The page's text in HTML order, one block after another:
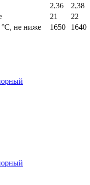
2,36
2,38
21
22
°С, не ниже
1650 1640